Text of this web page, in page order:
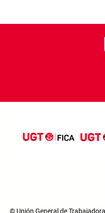
© Unión General de